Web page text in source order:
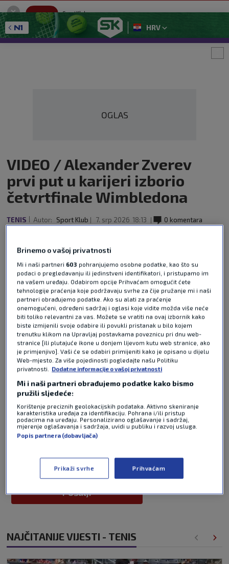
SportKlub
Sport portal
GET - On the Google Play
HRV
OGLAS
VIDEO / Alexander Zverev
prvi put u karijeri izborio
četvrtfinale Wimbledona
TENIS Autor: Sport Klub 7. srp 2026 18:13 0 komentara
Zvereva i Jirija Lehečke krenuo je u ponedjeljak
navečer, no zbog policijskog sata (23:00h)
prekinut je pri rezultatu od 2-0 u setovima za
Nijemca i 3:3 u gemovima. Iako je treći set pripao
Lehečki, Zverev je uspio na kraju slaviti s 3-1 u
setovima i izboriti svoje prvo četvrtfinale u All
England Clubu. Pročitaj više
Pošalji odgovor
Pošalji
NAJČITANIJE VIJESTI - TENIS
Brinemo o vašoj privatnosti
Mi i naši partneri 603 pohranjujemo osobne podatke, kao što su
podaci o pregledavanju ili jedinstveni identifikatori, i pristupamo im
na vašem uređaju. Odabirom opcije Prihvaćam omogućit ćete
tehnologije praćenja koje podržavaju svrhe za čije pružanje mi i naši
partneri obrađujemo podatke. Ako su alati za praćenje
onemogućeni, određeni sadržaj i oglasi koje vidite možda više neće
biti toliko relevantni za vas. Možete se vratiti na ovaj izbornik kako
biste izmijenili svoje odabire ili povukli pristanak u bilo kojem
trenutku klikom na Upravljaj postavkama poveznicu pri dnu web-
stranice [ili plutajuće ikone u donjem lijevom kutu web stranice, ako
je primjenjivo]. Vaši će se odabiri primijeniti kako je opisano u dijelu
Web-mjesto. Za više pojedinosti pogledajte našu Politiku
privatnosti. Dodatne informacije o vašoj privatnosti
Mi i naši partneri obrađujemo podatke kako bismo
pružili sljedeće:
Korištenje preciznih geolokacijskih podataka. Aktivno skeniranje
karakteristika uređaja za identifikaciju. Pohrana i/ili pristup
podacima na uređaju. Personalizirano oglašavanje i sadržaj,
mjerenje oglašavanja i sadržaja, uvidi u publiku i razvoj usluga.
Popis partnera (dobavljača)
Prikaži svrhe Prihvaćam